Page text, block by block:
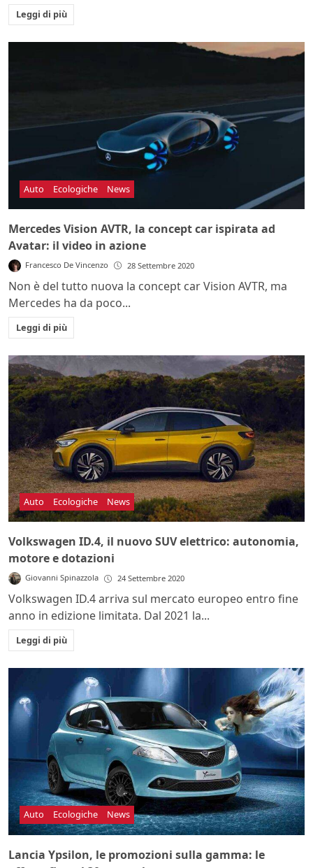
Leggi di più
Auto Ecologiche News
Mercedes Vision AVTR, la concept car ispirata ad
Avatar: il video in azione
Francesco De Vincenzo 28 Settembre 2020
Non è del tutto nuova la concept car Vision AVTR, ma
Mercedes ha da poco...
Leggi di più
Auto Ecologiche News
Volkswagen ID.4, il nuovo SUV elettrico: autonomia,
motore e dotazioni
Giovanni Spinazzola 24 Settembre 2020
Volkswagen ID.4 arriva sul mercato europeo entro fine
anno in edizione limitata. Dal 2021 la...
Leggi di più
Auto Ecologiche News
Lancia Ypsilon, le promozioni sulla gamma: le